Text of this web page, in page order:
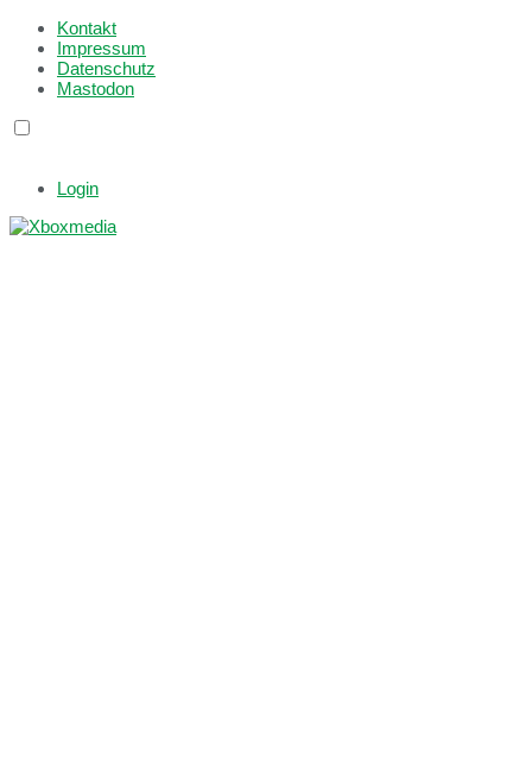
Kontakt
Impressum
Datenschutz
Mastodon
Login